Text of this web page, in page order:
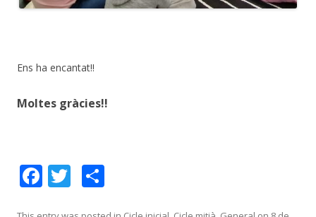
Ens ha encantat!!
Moltes gràcies!!
F T